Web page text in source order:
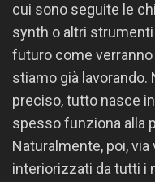
cui sono seguite le
synth o altri strumenti
futuro come
stiamo già lavorando.
preciso, tutto nasce
spesso funziona alla
Naturalmente, poi,
interiorizzati da tutti i